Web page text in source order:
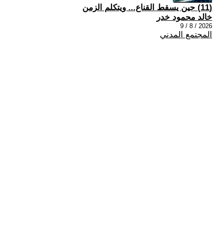
(11) حين يسقط القناع... ويتكلم الزمن
خالد محمود خدر
2026 / 8 / 9
المجتمع المدني